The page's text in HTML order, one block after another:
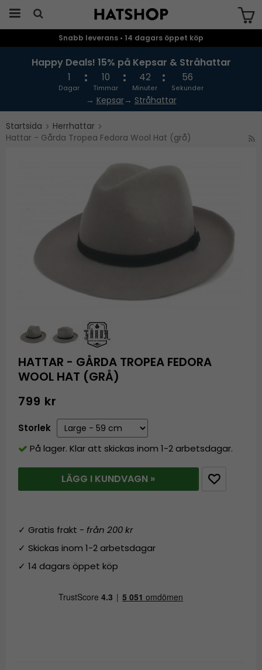
Snabb leverans • 14 dagars öppet köp
Happy Deals! 15% på Kepsar & Stråhattar
1
Dagar
10
Timmar
42
Minuter
55
Sekunder
→ Kepsar→ Stråhattar
Startsida
Herrhattar
Hattar - Gårda Tropea Fedora Wool Hat (grå)
HATTAR - GÅRDA TROPEA FEDORA
WOOL HAT (GRÅ)
799 kr
Storlek
På lager. Klar att skickas inom 1-2 arbetsdagar.
LÄGG I KUNDVAGN »
✓ Gratis frakt -från 200 kr
✓ Skickas inom 1-2 arbetsdagar
✓ 14 dagars öppet köp